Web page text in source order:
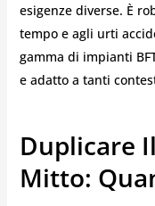
esigenze diverse. È
tempo e agli urti
gamma di impianti
e adatto a tanti
Duplicare
Mitto: